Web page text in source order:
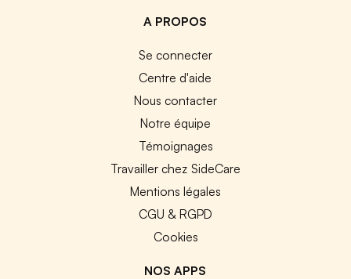
A PROPOS
Se connecter
Centre d'aide
Nous contacter
Notre équipe
Témoignages
Travailler chez SideCare
Mentions légales
CGU & RGPD
Cookies
NOS APPS